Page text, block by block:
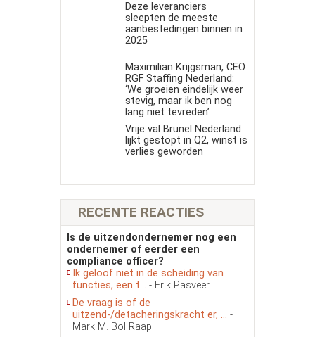
Deze leveranciers
sleepten de meeste
aanbestedingen binnen in
2025
Maximilian Krijgsman, CEO
RGF Staffing Nederland:
‘We groeien eindelijk weer
stevig, maar ik ben nog
lang niet tevreden’
Vrije val Brunel Nederland
lijkt gestopt in Q2, winst is
verlies geworden
RECENTE REACTIES
Is de uitzendondernemer nog een
ondernemer of eerder een
compliance officer?
Ik geloof niet in de scheiding van
functies, een t... - Erik Pasveer
De vraag is of de
uitzend-/detacheringskracht er, ... -
Mark M. Bol Raap